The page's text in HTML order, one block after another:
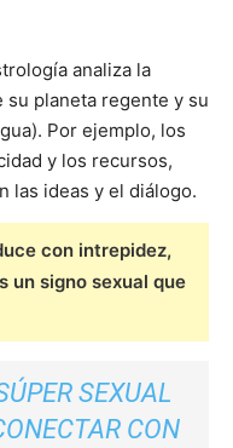
analiza la
su planeta regente y su
Por ejemplo, los
y los recursos,
las ideas y el diálogo.
con intrepidez,
un signo sexual que
SEXUAL
CON